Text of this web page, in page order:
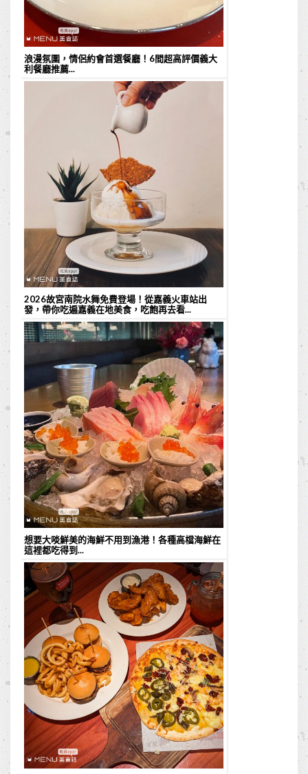
浪漫氛圍，情侶約會首選餐廳！6間超高評價義大
利餐廳推薦...
2026故宮南院水舞免費登場！從嘉義火車站出
發，帶你吃遍嘉義在地美食，吃飽再去看...
想要大啖鮮美的海鮮不用到漁港！各種高檔海鮮在
這裡都吃得到...